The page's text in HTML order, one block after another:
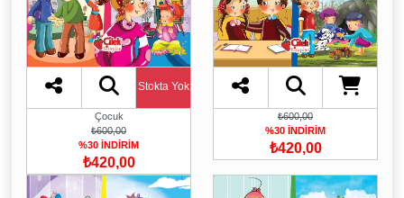
Stokta Yok
Çocuk
₺600,00
%30 İNDİRİM
₺420,00
₺600,00
%30 İNDİRİM
₺420,00